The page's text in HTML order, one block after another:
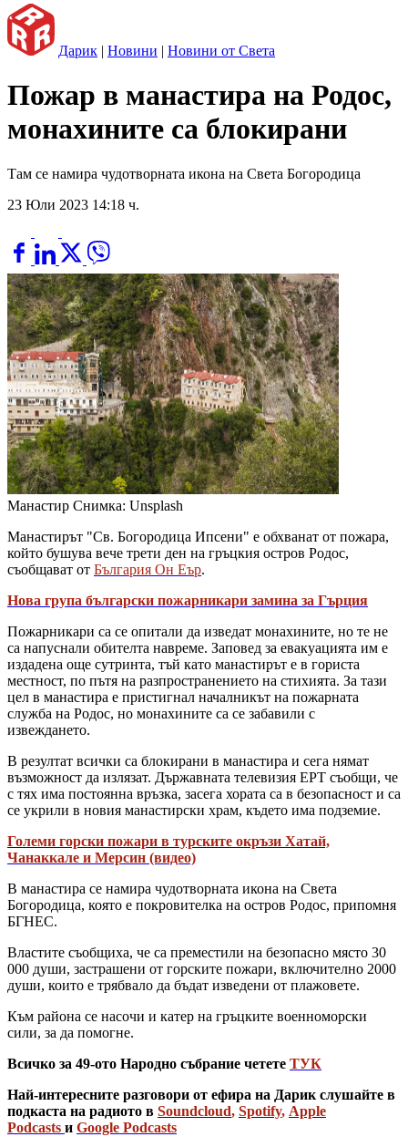
Дарик | Новини | Новини от Света
Пожар в манастира на Родос,
монахините са блокирани
Там се намира чудотворната икона на Света Богородица
23 Юли 2023 14:18 ч.
Манастир Снимка: Unsplash
Манастирът "Св. Богородица Ипсени" е обхванат от пожара,
който бушува вече трети ден на гръцкия остров Родос,
съобщават от България Он Еър.
Нова група български пожарникари замина за Гърция
Пожарникари са се опитали да изведат монахините, но те не
са напуснали обителта навреме. Заповед за евакуацията им е
издадена още сутринта, тъй като манастирът е в гориста
местност, по пътя на разпространението на стихията. За тази
цел в манастира е пристигнал началникът на пожарната
служба на Родос, но монахините са се забавили с
извеждането.
В резултат всички са блокирани в манастира и сега нямат
възможност да излязат. Държавната телевизия ЕРТ съобщи, че
с тях има постоянна връзка, засега хората са в безопасност и са
се укрили в новия манастирски храм, където има подземие.
Големи горски пожари в турските окръзи Хатай,
Чанаккале и Мерсин (видео)
В манастира се намира чудотворната икона на Света
Богородица, която е покровителка на остров Родос, припомня
БГНЕС.
Властите съобщиха, че са преместили на безопасно място 30
000 души, застрашени от горските пожари, включително 2000
души, които е трябвало да бъдат изведени от плажовете.
Към района се насочи и катер на гръцките военноморски
сили, за да помогне.
Всичко за 49-ото Народно събрание четете ТУК
Най-интересните разговори от ефира на Дарик слушайте в
подкаста на радиото в Soundcloud, Spotify, Apple
Podcasts и Google Podcasts